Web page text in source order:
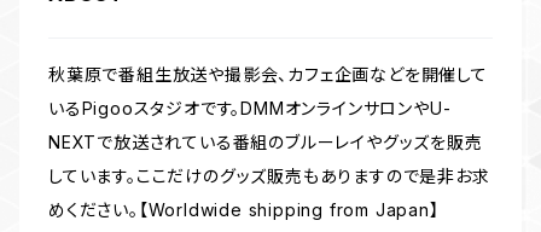
秋葉原で番組生放送や撮影会、カフェ企画などを開催して
いるPigooスタジオです。DMMオンラインサロンやU-
NEXTで放送されている番組のブルーレイやグッズを販売
しています。ここだけのグッズ販売もありますので是非お求
めください。【Worldwide shipping from Japan】